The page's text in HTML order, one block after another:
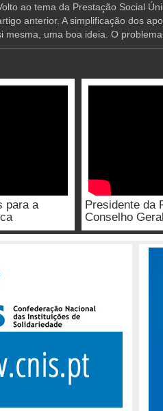
ao tema da Prestação Social
anterior. A simplificação dos
mesma, uma boa ideia. O
para a
Presidente da
Conselho